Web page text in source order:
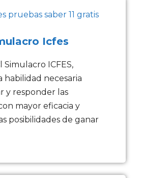
Icfes
Simulacro ICFES,
habilidad necesaria
y responder las
mayor eficacia y
posibilidades de ganar